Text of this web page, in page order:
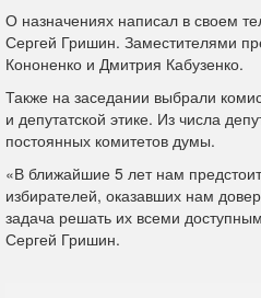
О назначениях написал в своем
Сергей Гришин. Заместителями
Кононенко и Дмитрия Кабузенко.
Также на заседании выбрали
и депутатской этике. Из числа
постоянных комитетов думы.
«В ближайшие 5 лет нам
избирателей, оказавших нам
задача решать их всеми
Сергей Гришин.